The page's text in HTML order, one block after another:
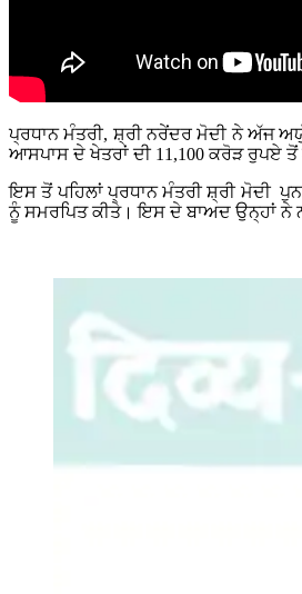
ਪ੍ਰਧਾਨ ਮੰਤਰੀ, ਸ਼੍ਰੀ ਨਰੇਂਦਰ ਮੋਦੀ ਨੇ ਅੱਜ
ਆਸਪਾਸ ਦੇ ਖੇਤਰਾਂ ਦੀ 11,100 ਕਰੋੜ ਰੁਪਏ
ਇਸ ਤੋਂ ਪਹਿਲਾਂ ਪ੍ਰਧਾਨ ਮੰਤਰੀ ਸ਼੍ਰੀ ਮੋਦੀ
ਨੂੰ ਸਮਰਪਿਤ ਕੀਤੇ। ਇਸ ਦੇ ਬਾਅਦ ਉਨ੍ਹਾਂ ਨੇ